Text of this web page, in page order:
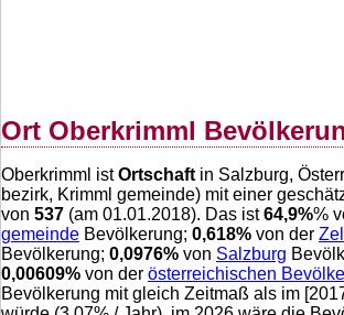
Ort Oberkrimml
Oberkrimml istOrtschaft in Salzburg,
bezirk, Krimml gemeinde) mit einer
von 537 (am 01.01.2018). Das ist64,9%%
gemeinde Bevölkerung; 0,618% von der
Bevölkerung; 0,0976% von Salzburg
0,00609% von der österreichischen
Bevölkerung mit gleich Zeitmaß als im